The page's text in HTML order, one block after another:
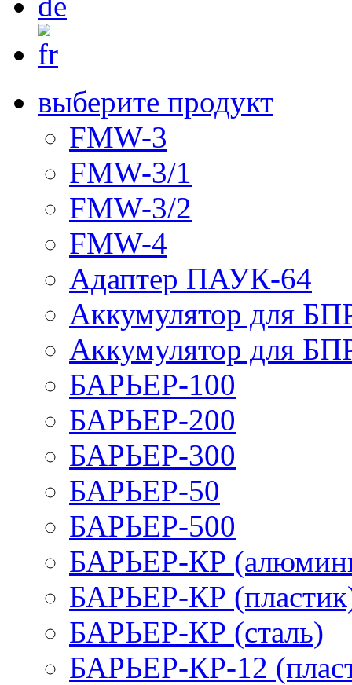
выберите продукт
FMW-3
FMW-3/1
FMW-3/2
FMW-4
Адаптер ПАУК-64
Аккумулятор для
Аккумулятор для
БАРЬЕР-100
БАРЬЕР-200
БАРЬЕР-300
БАРЬЕР-50
БАРЬЕР-500
БАРЬЕР-КР
БАРЬЕР-КР
БАРЬЕР-КР (сталь)
БАРЬЕР-КР-12